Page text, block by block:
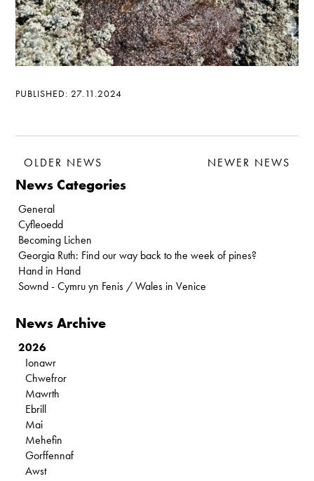
PUBLISHED: 27.11.2024
OLDER NEWS NEWER NEWS
News Categories
General
Cyfleoedd
Becoming Lichen
Georgia Ruth: Find our way back to the week of pines?
Hand in Hand
Sownd - Cymru yn Fenis / Wales in Venice
News Archive
2026
Ionawr
Chwefror
Mawrth
Ebrill
Mai
Mehefin
Gorffennaf
Awst